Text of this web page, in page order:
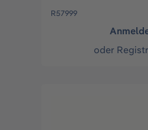
R57999
oder